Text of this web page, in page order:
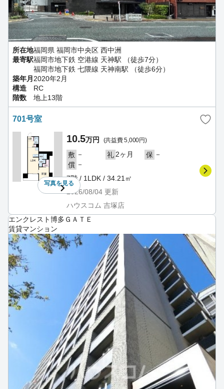
所在地福岡県 福岡市中央区 西中洲
最寄駅福岡市地下鉄 空港線 天神駅 （徒歩7分）
福岡市地下鉄 七隈線 天神南駅 （徒歩6分）
築年月 2020年2月
構造
RC
階数
地上13階
701号室
写真を見る
10.5万円 (共益費 5,000円)
敷 － 礼 2ヶ月 保 －
償 －
7階 / 1LDK / 34.21㎡
2026/08/04 更新
ハウスコム 吉塚店
エンクレスト博多ＧＡＴＥ
賃貸マンション